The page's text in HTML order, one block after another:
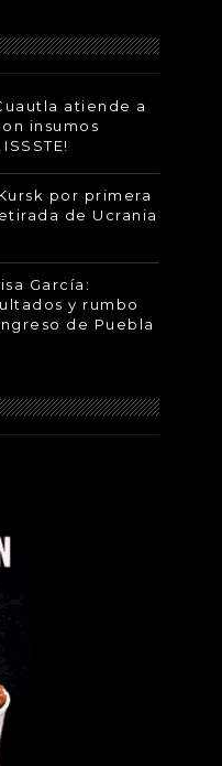
atiende a
insumos
por primera
de Ucrania
García:
y rumbo
de Puebla